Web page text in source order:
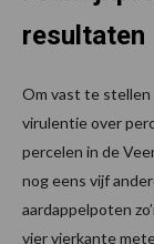
resultaten
Om vast te stellen
virulentie over
percelen in de
nog eens vijf
aardappelpoten
vier vierkante